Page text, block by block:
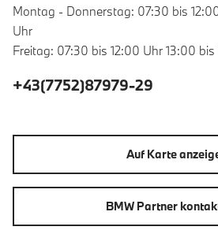
Montag - Donnerstag: 07:30 bis
Uhr
Freitag: 07:30 bis 12:00 Uhr 13:00 bis
+43(7752)87979-29
Auf Karte
BMW Partner